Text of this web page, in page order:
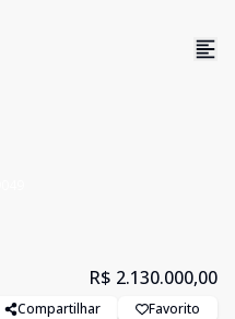
R$ 2.130.000,00
Compartilhar Favorito